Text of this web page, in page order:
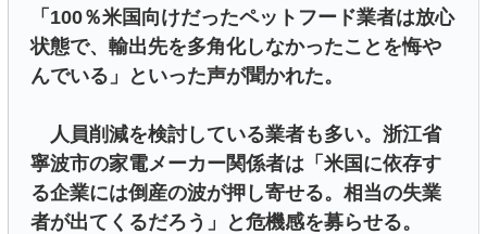
「100％米国向けだったペットフード業者は放心
状態で、輸出先を多角化しなかったことを悔や
んでいる」といった声が聞かれた。
人員削減を検討している業者も多い。浙江省
寧波市の家電メーカー関係者は「米国に依存す
る企業には倒産の波が押し寄せる。相当の失業
者が出てくるだろう」と危機感を募らせる。